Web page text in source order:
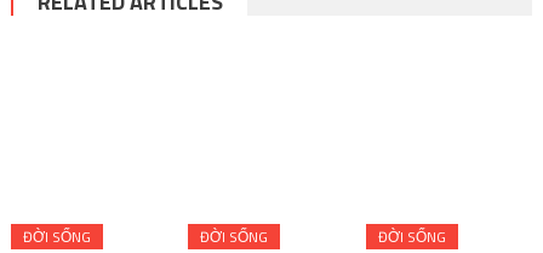
ĐỜI SỐNG ĐỜI SỐNG ĐỜI SỐNG